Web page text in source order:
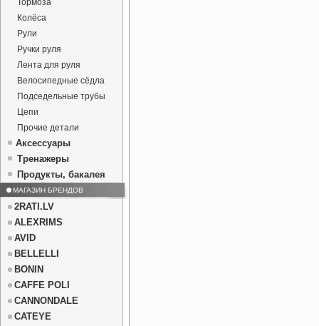
Тормоза
Колёса
Рули
Ручки руля
Лента для руля
Велосипедные сёдла
Подседельные трубы
Цепи
Прочие детали
Аксессуары
Тренажеры
Продукты, бакалея
МАГАЗИН БРЕНДОВ
2RATI.LV
ALEXRIMS
AVID
BELLELLI
BONIN
CAFFE POLI
CANNONDALE
CATEYE